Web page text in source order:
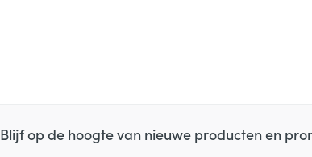
Blijf op de hoogte van nieuwe producten en